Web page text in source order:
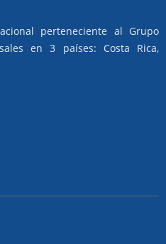
perteneciente al Grupo
en 3 países: Costa Rica,